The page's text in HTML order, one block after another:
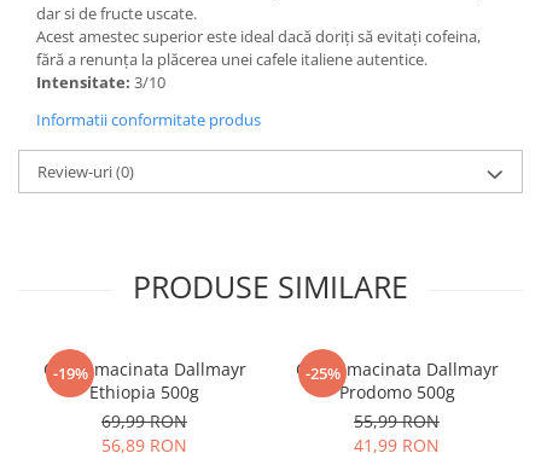
dar si de fructe uscate.
Acest amestec superior este ideal dacă doriți să evitați cofeina,
fără a renunța la plăcerea unei cafele italiene autentice.
Intensitate: 3/10
Informatii conformitate produs
Review-uri(0)
PRODUSE SIMILARE
-19%
Cafea macinata Dallmayr
Ethiopia 500g
69,99 RON
56,89 RON
-25%
Cafea macinata Dallmayr
Prodomo 500g
55,99 RON
41,99 RON